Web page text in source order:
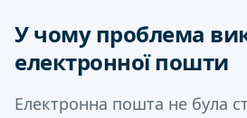
У чому проблема
електронної пошти
Електронна пошта не була